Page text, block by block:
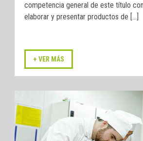
competencia general de este título
elaborar y presentar productos de [...]